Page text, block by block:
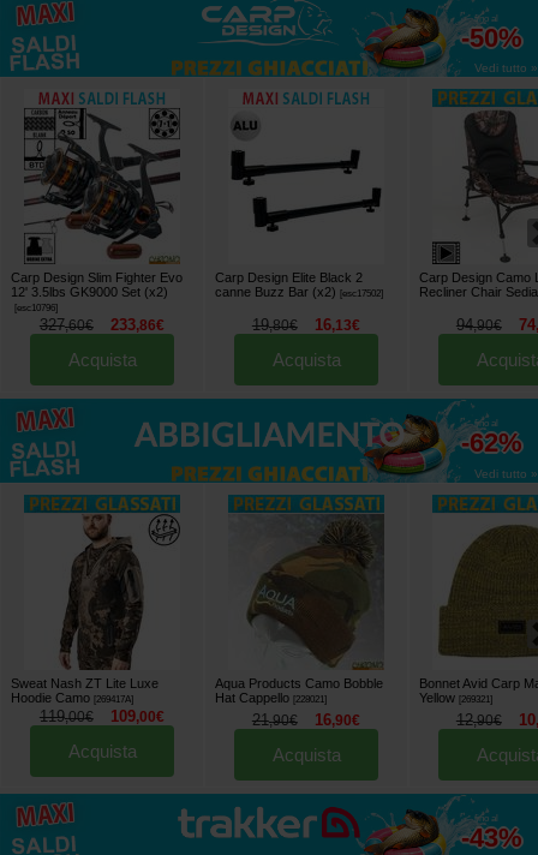
fino al
-50%
Vedi tutto »
Carp Design Slim Fighter Evo
12' 3.5lbs GK9000 Set (x2)
[esc10796]
327,60€ 233,86€
Acquista
Carp Design Elite Black 2
canne Buzz Bar (x2)
[esc17502]
19,80€ 16,13€
Acquista
Carp Design Camo
Recliner Chair Sedia
94,90€ 74
fino al
-62%
Vedi tutto »
Sweat Nash ZT Lite Luxe
Hoodie Camo
269417A]
119,00€ 109,00€
Acquista
Aqua Products Camo Bobble
Hat Cappello
228021]
21,90€ 16,90€
Acquista
Bonnet Avid Carp
Yellow
269321]
12,90€ 10
fino al
-43%